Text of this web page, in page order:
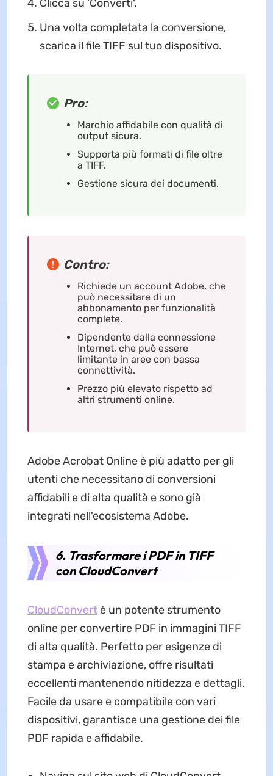
Clicca su 'Converti'.
Una volta completata la conversione,
scarica il file TIFF sul tuo dispositivo.
Pro:
Marchio affidabile con qualità di
output sicura.
Supporta più formati di file oltre
a TIFF.
Gestione sicura dei documenti.
Contro:
Richiede un account Adobe, che
può necessitare di un
abbonamento per funzionalità
complete.
Dipendente dalla connessione
Internet, che può essere
limitante in aree con bassa
connettività.
Prezzo più elevato rispetto ad
altri strumenti online.
Adobe Acrobat Online è più adatto per gli
utenti che necessitano di conversioni
affidabili e di alta qualità e sono già
integrati nell'ecosistema Adobe.
6. Trasformare i PDF in TIFF
con CloudConvert
CloudConvertè un potente strumento
online per convertire PDF in immagini TIFF
di alta qualità. Perfetto per esigenze di
stampa e archiviazione, offre risultati
eccellenti mantenendo nitidezza e dettagli.
Facile da usare e compatibile con vari
dispositivi, garantisce una gestione dei file
PDF rapida e affidabile.